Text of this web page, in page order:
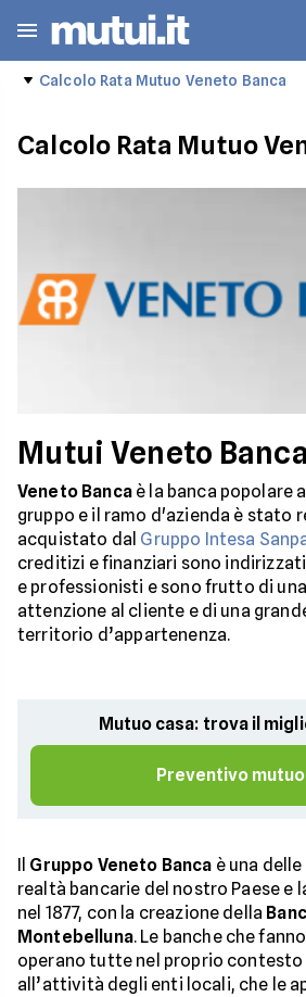
Calcolo Rata Mutuo Veneto Banca
Calcolo Rata Mutuo
Mutui Veneto Banca
Veneto Bancaè la banca popolare
gruppo e il ramo d'azienda è stato
acquistato dal Gruppo Intesa
creditizi e finanziari sono
e professionisti e sono frutto di
attenzione al cliente e di una
territorio d’appartenenza.
Mutuo casa: trova il
Preventivo mutuo
Il Gruppo Veneto Banca è una
realtà bancarie del nostro Paese e
nel 1877, con la creazione della
Montebelluna. Le banche che
operano tutte nel proprio contesto
all’attività degli enti locali, che le